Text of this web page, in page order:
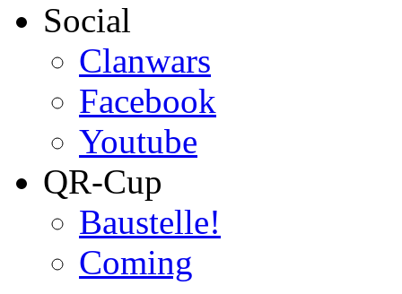
Social
Clanwars
Facebook
Youtube
QR-Cup
Baustelle!
Coming